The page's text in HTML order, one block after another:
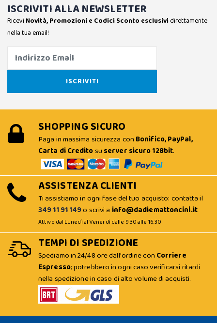
ISCRIVITI ALLA NEWSLETTER
Ricevi Novità, Promozioni e Codici Sconto esclusividirettamente
nella tua email!
SHOPPING SICURO
Paga in massima sicurezza con Bonifico, PayPal,
Carta di Creditosu server sicuro 128bit.
ASSISTENZA CLIENTI
Ti assistiamo in ogni fase del tuo acquisto: contatta il
349 11 91 149o scrivi a info@dadiemattoncini.it
Attivo dal Lunedì al Venerdì dalle 9:30 alle 16:30
TEMPI DI SPEDIZIONE
Spediamo in 24/48 ore dall'ordine con Corriere
Espresso; potrebbero in ogni caso verificarsi ritardi
nella spedizione in caso di alto volume di acquisti.